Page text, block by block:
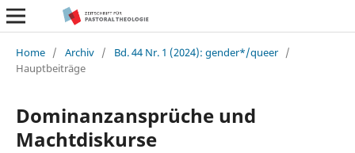
Home / Archiv / Bd. 44 Nr. 1 (2024): gender*/queer /
Hauptbeiträge
Dominanzansprüche und
Machtdiskurse